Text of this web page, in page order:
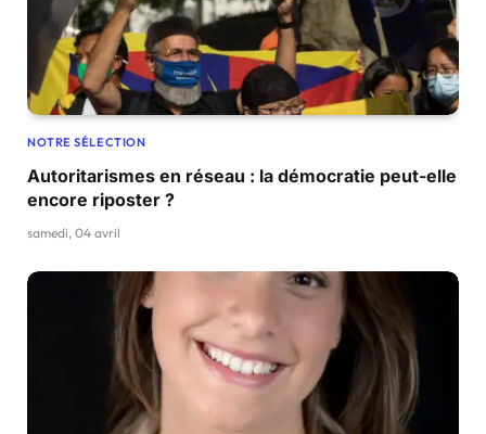
NOTRE SÉLECTION
Autoritarismes en réseau : la démocratie peut-elle
encore riposter ?
samedi, 04 avril